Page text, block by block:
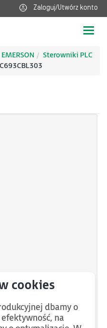
Zaloguj/Utwórz konto
EMERSON
Sterowniki PLC
dbamy o
na